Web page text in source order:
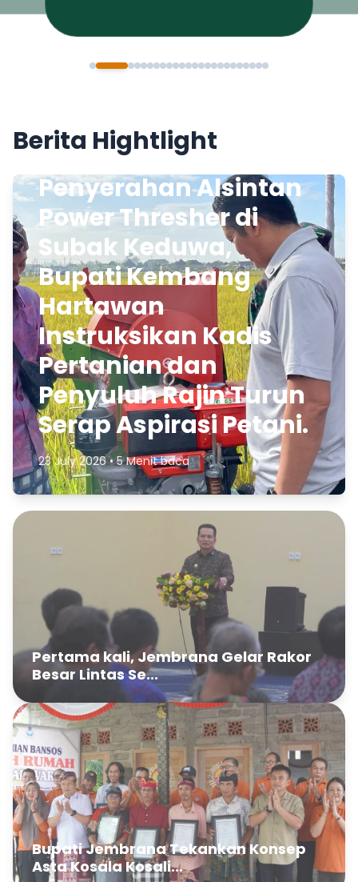
Berita Hightlight
Penyerahan Alsintan
Power Thresher di
Subak Keduwa,
Bupati Kembang
Hartawan
Instruksikan Kadis
Pertanian dan
Penyuluh Rajin Turun
Serap Aspirasi Petani.
23 July 2026 • 5 Menit baca
Pertama kali, Jembrana Gelar Rakor
Besar Lintas Se...
Bupati Jembrana Tekankan Konsep
Asta Kosala Kosali...